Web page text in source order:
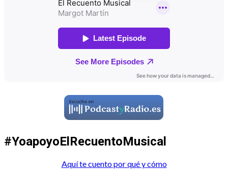
#YoapoyoElRecuentoMusical
Aquí te cuento por qué y cómo